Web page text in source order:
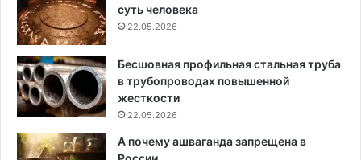
суть человека
22.05.2026
Бесшовная профильная стальная труба
в трубопроводах повышенной
жесткости
22.05.2026
А почему ашваганда запрещена в